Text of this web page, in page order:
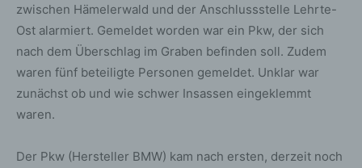
zwischen Hämelerwald und der Anschlussstelle Lehrte-
Ost alarmiert. Gemeldet worden war ein Pkw, der sich
nach dem Überschlag im Graben befinden soll. Zudem
waren fünf beteiligte Personen gemeldet. Unklar war
zunächst ob und wie schwer Insassen eingeklemmt
waren.
Der Pkw (Hersteller BMW) kam nach ersten, derzeit noch